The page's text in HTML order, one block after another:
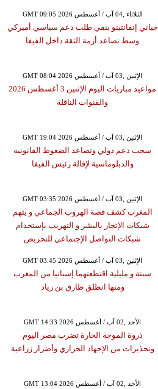
GMT 09:05 2026 الثلاثاء ,04 آب / أغسطس
جياني إنفانتينو ينفي طلب دعم سياسي أميركي
وسط تصاعد أزمة الثقة داخل الفيفا
GMT 08:04 2026 الإثنين ,03 آب / أغسطس
مواعيد مباريات اليوم الإثنين 3 أغسطس 2026
والقنوات الناقلة
GMT 19:04 2026 الإثنين ,03 آب / أغسطس
سحب دعم دولي وتصاعد الضغوط القانونية
والدبلوماسية لإقالة رئيس الفيفا
GMT 03:35 2026 الإثنين ,03 آب / أغسطس
المغرب كشف قصة الهروب الجماعي و يتَهم
شبكات الإتجار بالبشر و التهريب بإستخدام
شبكات التواصل الإجتماعي للتحريض
GMT 03:45 2026 الإثنين ,03 آب / أغسطس
سبتة و مليلية اقتطعتهما إسبانيا من المغرب
ومنها انطلق طارق بن زياد
GMT 14:33 2026 الأحد ,02 آب / أغسطس
ذروة الموجة الحارة تضرب مصر اليوم
وتحذيرات من الإجهاد الحراري وأضرار زراعية
GMT 13:04 2026 الأحد ,02 آب / أغسطس